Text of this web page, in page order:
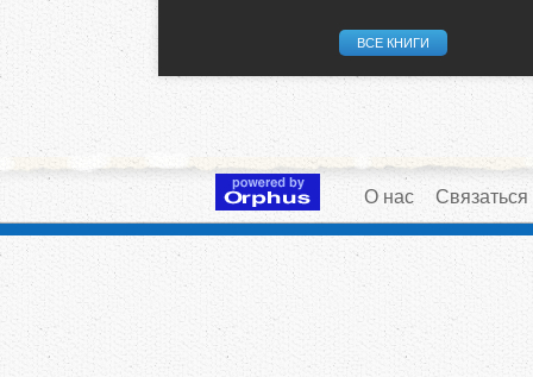
ВСЕ КНИГИ
О нас